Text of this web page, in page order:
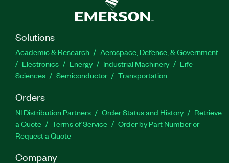
Solutions
Academic & Research
Aerospace, Defense, & Government
Electronics
Energy Industrial Machinery
Life
Sciences
Semiconductor Transportation
Orders
NI Distribution Partners Order Status and History
Retrieve
a Quote
Terms of Service
Order by Part Number or
Request a Quote
Company